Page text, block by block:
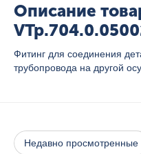
Описание
Фитинг для соединения
трубопровода на другой
Недавно просмотренные